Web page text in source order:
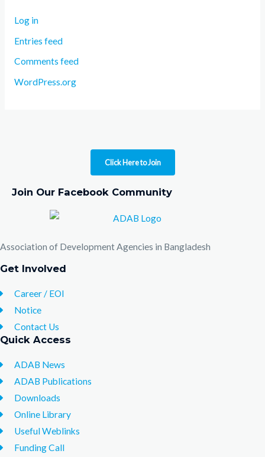
Log in
Entries feed
Comments feed
WordPress.org
Click Here to Join
Join Our Facebook Community
Association of Development Agencies in Bangladesh
Get Involved
Career / EOI
Notice
Contact Us
Quick Access
ADAB News
ADAB Publications
Downloads
Online Library
Useful Weblinks
Funding Call